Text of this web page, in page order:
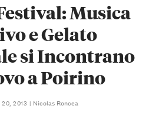
Musica
e Gelato
si Incontrano
a Poirino
20, 2013 Nicolas Roncea